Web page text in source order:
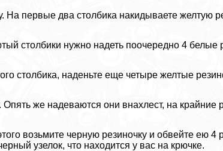
На первые два столбика накидываете желтую
столбики нужно надеть поочередно 4 белые
столбика, наденьте еще четыре желтые
Опять же надеваются они внахлест, на крайние
возьмите черную резиночку и обвейте ею 4
узелок, что находится у вас на крючке.